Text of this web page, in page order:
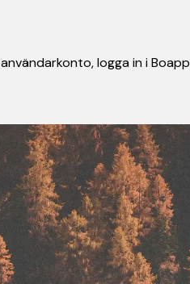
logga in i